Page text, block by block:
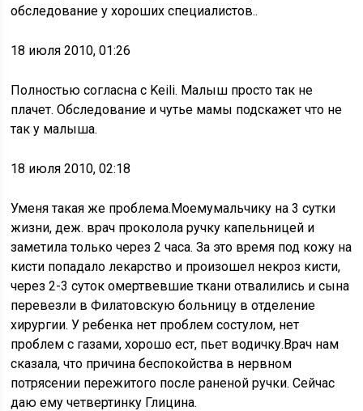
обследование у хороших специалистов..
18 июля 2010, 01:26
Полностью согласна с Keili. Малыш просто так не
плачет. Обследование и чутье мамы подскажет что не
так у малыша.
18 июля 2010, 02:18
Уменя такая же проблема.Моемумальчику на 3 сутки
жизни, деж. врач проколола ручку капельницей и
заметила только через 2 часа. За это время под кожу на
кисти попадало лекарство и произошел некроз кисти,
через 2-3 суток омертвевшие ткани отвалились и сына
перевезли в Филатовскую больницу в отделение
хирургии. У ребенка нет проблем состулом, нет
проблем с газами, хорошо ест, пьет водичку.Врач нам
сказала, что причина беспокойства в нервном
потрясении пережитого после раненой ручки. Сейчас
даю ему четвертинку Глицина.